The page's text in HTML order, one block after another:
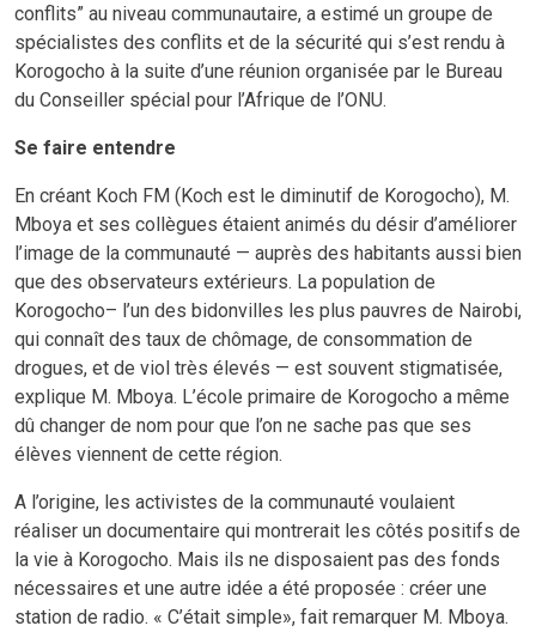
conflits” au niveau communautaire, a estimé un groupe de
spécialistes des conflits et de la sécurité qui s’est rendu à
Korogocho à la suite d’une réunion organisée par le Bureau
du Conseiller spécial pour l’Afrique de l’ONU.
Se faire entendre
En créant Koch FM (Koch est le diminutif de Korogocho), M.
Mboya et ses collègues étaient animés du désir d’améliorer
l’image de la communauté — auprès des habitants aussi bien
que des observateurs extérieurs. La population de
Korogocho– l’un des bidonvilles les plus pauvres de Nairobi,
qui connaît des taux de chômage, de consommation de
drogues, et de viol très élevés — est souvent stigmatisée,
explique M. Mboya. L’école primaire de Korogocho a même
dû changer de nom pour que l’on ne sache pas que ses
élèves viennent de cette région.
A l’origine, les activistes de la communauté voulaient
réaliser un documentaire qui montrerait les côtés positifs de
la vie à Korogocho. Mais ils ne disposaient pas des fonds
nécessaires et une autre idée a été proposée : créer une
station de radio. « C’était simple», fait remarquer M. Mboya.